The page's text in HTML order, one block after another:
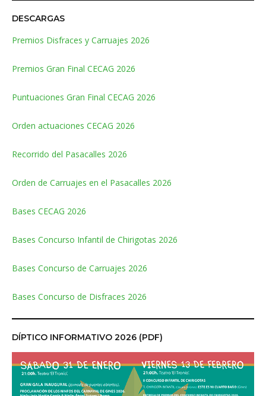
DESCARGAS
Premios Disfraces y Carruajes 2026
Premios Gran Final CECAG 2026
Puntuaciones Gran Final CECAG 2026
Orden actuaciones CECAG 2026
Recorrido del Pasacalles 2026
Orden de Carruajes en el Pasacalles 2026
Bases CECAG 2026
Bases Concurso Infantil de Chirigotas 2026
Bases Concurso de Carruajes 2026
Bases Concurso de Disfraces 2026
DÍPTICO INFORMATIVO 2026 (PDF)